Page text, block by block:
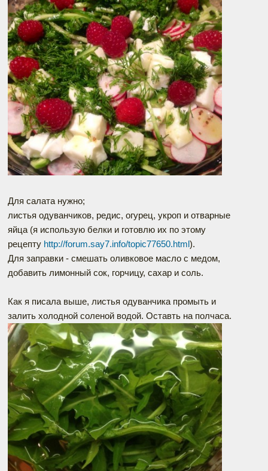
Для салата нужно;
листья одуванчиков, редис, огурец, укроп и отварные
яйца (я использую белки и готовлю их по этому
рецепту http://forum.say7.info/topic77650.html).
Для заправки - смешать оливковое масло с медом,
добавить лимонный сок, горчицу, сахар и соль.
Как я писала выше, листья одуванчика промыть и
залить холодной соленой водой. Оставть на полчаса.